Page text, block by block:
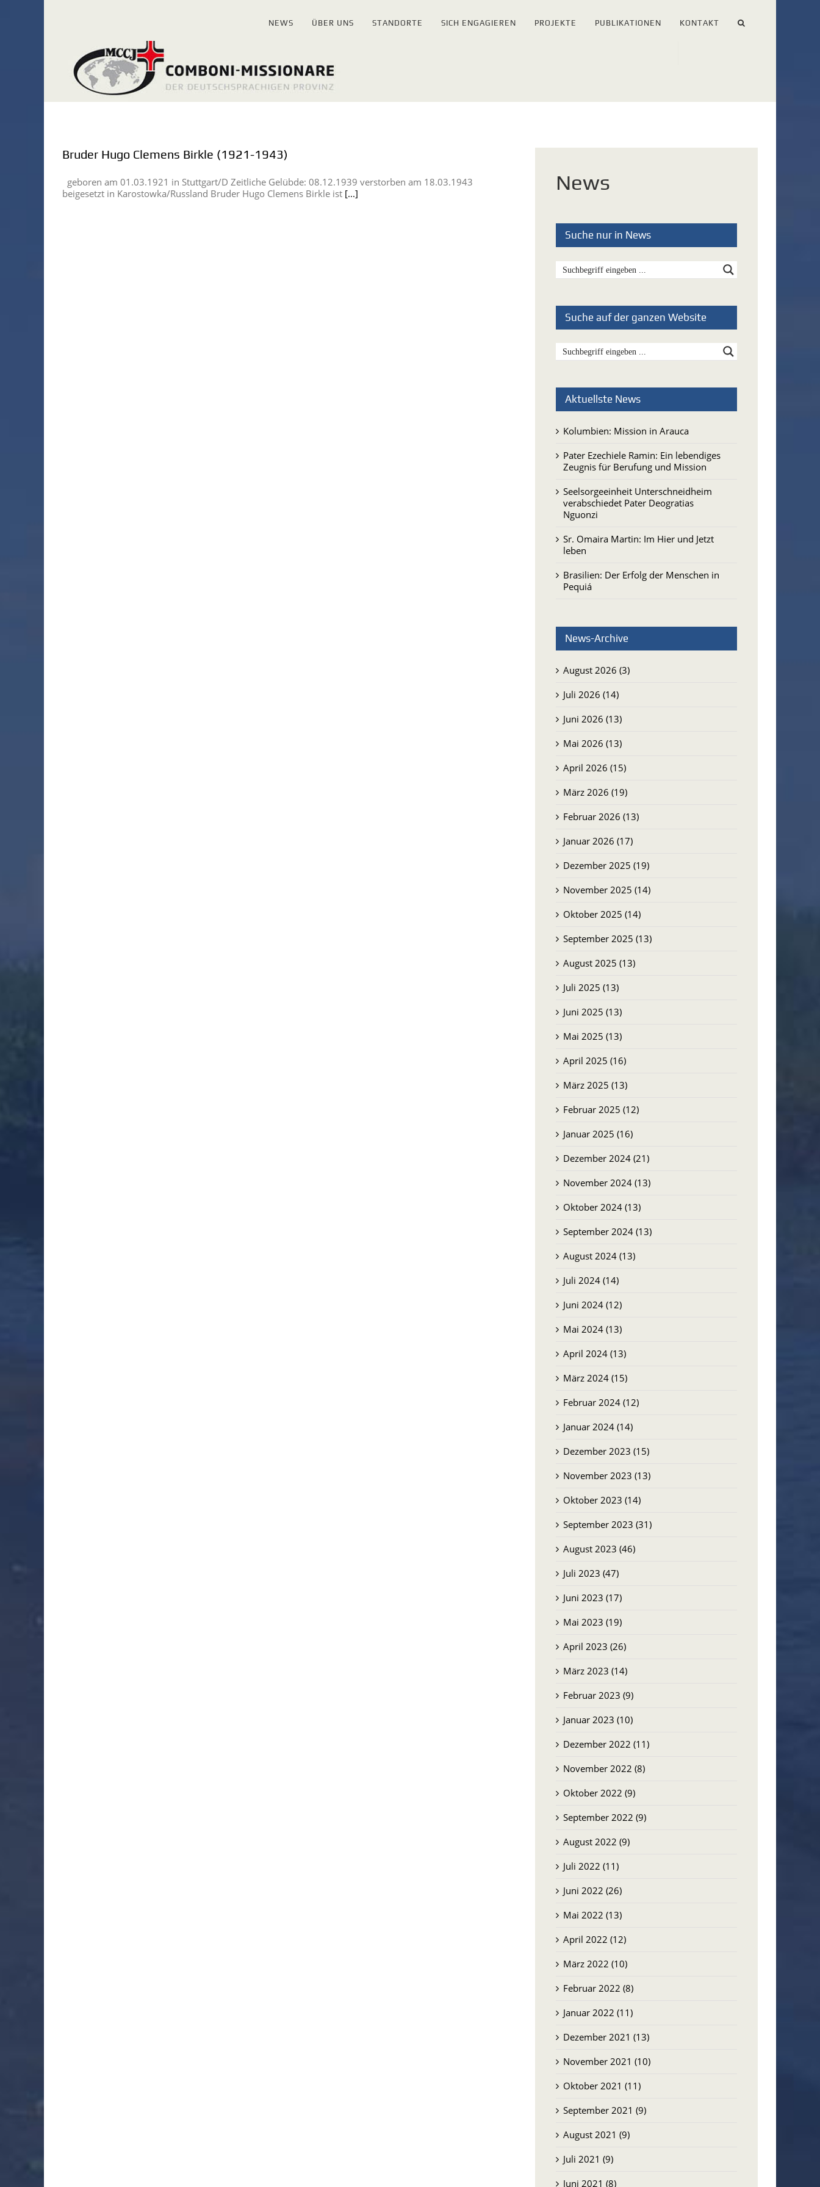
NEWS ÜBER UNS STANDORTE SICH ENGAGIEREN PROJEKTE PUBLIKATIONEN KONTAKT
Bruder Hugo Clemens Birkle (1921-1943)
geboren am 01.03.1921 in Stuttgart/D Zeitliche Gelübde: 08.12.1939 verstorben am 18.03.1943
beigesetzt in Karostowka/Russland Bruder Hugo Clemens Birkle ist [...] News
Suche nur in News
Suche auf der ganzen Website
Aktuellste News
Kolumbien: Mission in Arauca
Pater Ezechiele Ramin: Ein lebendiges
Zeugnis für Berufung und Mission
Seelsorgeeinheit Unterschneidheim
verabschiedet Pater Deogratias
Nguonzi
Sr. Omaira Martin: Im Hier und Jetzt
leben
Brasilien: Der Erfolg der Menschen in
Pequiá
News-Archive
August 2026 (3)
Juli 2026 (14)
Juni 2026 (13)
Mai 2026 (13)
April 2026 (15)
März 2026 (19)
Februar 2026 (13)
Januar 2026 (17)
Dezember 2025 (19)
November 2025 (14)
Oktober 2025 (14)
September 2025 (13)
August 2025 (13)
Juli 2025 (13)
Juni 2025 (13)
Mai 2025 (13)
April 2025 (16)
März 2025 (13)
Februar 2025 (12)
Januar 2025 (16)
Dezember 2024 (21)
November 2024 (13)
Oktober 2024 (13)
September 2024 (13)
August 2024 (13)
Juli 2024 (14)
Juni 2024 (12)
Mai 2024 (13)
April 2024 (13)
März 2024 (15)
Februar 2024 (12)
Januar 2024 (14)
Dezember 2023 (15)
November 2023 (13)
Oktober 2023 (14)
September 2023 (31)
August 2023 (46)
Juli 2023 (47)
Juni 2023 (17)
Mai 2023 (19)
April 2023 (26)
März 2023 (14)
Februar 2023 (9)
Januar 2023 (10)
Dezember 2022 (11)
November 2022 (8)
Oktober 2022 (9)
September 2022 (9)
August 2022 (9)
Juli 2022 (11)
Juni 2022 (26)
Mai 2022 (13)
April 2022 (12)
März 2022 (10)
Februar 2022 (8)
Januar 2022 (11)
Dezember 2021 (13)
November 2021 (10)
Oktober 2021 (11)
September 2021 (9)
August 2021 (9)
Juli 2021 (9)
Juni 2021 (8)